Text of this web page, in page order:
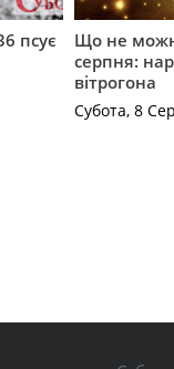
псує
Що не
серпня:
вітрогона
Субота, 8